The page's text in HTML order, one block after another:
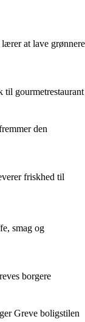
at lave grønnere
til gourmetrestaurant
den
friskhed til
smag og
borgere
Greve boligstilen